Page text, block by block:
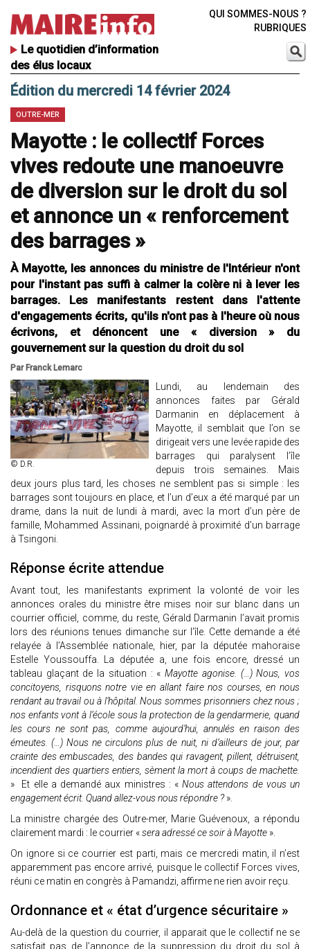
Le quotidien d’information
des élus locaux
QUI SOMMES-NOUS ?
RUBRIQUES
Édition du mercredi 14 février 2024
OUTRE-MER
Mayotte : le collectif Forces
vives redoute une manoeuvre
de diversion sur le droit du sol
et annonce un « renforcement
des barrages »
À Mayotte, les annonces du ministre de l'Intérieur n'ont
pour l'instant pas suffi à calmer la colère ni à lever les
barrages. Les manifestants restent dans l'attente
d'engagements écrits, qu'ils n'ont pas à l'heure où nous
écrivons, et dénoncent une « diversion » du
gouvernement sur la question du droit du sol
Par Franck Lemarc
© D.R.
Lundi, au lendemain des
annonces faites par Gérald
Darmanin en déplacement à
Mayotte, il semblait que l’on se
dirigeait vers une levée rapide des
barrages qui paralysent l’île
depuis trois semaines. Mais
deux jours plus tard, les choses ne semblent pas si simple : les
barrages sont toujours en place, et l’un d’eux a été marqué par un
drame, dans la nuit de lundi à mardi, avec la mort d’un père de
famille, Mohammed Assinani, poignardé à proximité d’un barrage
à Tsingoni.
Réponse écrite attendue
Avant tout, les manifestants expriment la volonté de voir les
annonces orales du ministre être mises noir sur blanc dans un
courrier officiel, comme, du reste, Gérald Darmanin l’avait promis
lors des réunions tenues dimanche sur l’île. Cette demande a été
relayée à l’Assemblée nationale, hier, par la députée mahoraise
Estelle Youssouffa. La députée a, une fois encore, dressé un
tableau glaçant de la situation : « Mayotte agonise. (…) Nous, vos
concitoyens, risquons notre vie en allant faire nos courses, en nous
rendant au travail ou à l’hôpital. Nous sommes prisonniers chez nous ;
nos enfants vont à l’école sous la protection de la gendarmerie, quand
les cours ne sont pas, comme aujourd’hui, annulés en raison des
émeutes. (…) Nous ne circulons plus de nuit, ni d’ailleurs de jour, par
crainte des embuscades, des bandes qui ravagent, pillent, détruisent,
incendient des quartiers entiers, sèment la mort à coups de machette.
» Et elle a demandé aux ministres : «Nous attendons de vous un
engagement écrit. Quand allez-vous nous répondre ?».
La ministre chargée des Outre-mer, Marie Guévenoux, a répondu
clairement mardi : le courrier «sera adressé ce soir à Mayotte ».
On ignore si ce courrier est parti, mais ce mercredi matin, il n’est
apparemment pas encore arrivé, puisque le collectif Forces vives,
réuni ce matin en congrès à Pamandzi, affirme ne rien avoir reçu.
Ordonnance et « état d’urgence sécuritaire »
Au-delà de la question du courrier, il apparait que le collectif ne se
satisfait pas de l’annonce de la suppression du droit du sol à